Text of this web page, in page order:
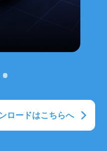
ロードはこちらへ